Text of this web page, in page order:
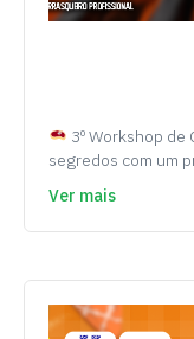
3º Workshop
segredos com um
Ver mais